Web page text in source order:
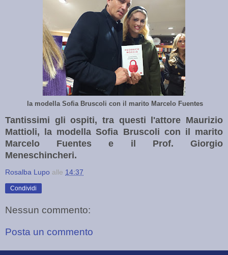
la modella Sofia Bruscoli con il marito Marcelo Fuentes
Tantissimi gli ospiti, tra questi l'attore Maurizio
Mattioli, la modella Sofia Bruscoli con il marito
Marcelo Fuentes e il Prof. Giorgio
Meneschincheri.
Rosalba Lupo alle 14:37
Condividi
Nessun commento:
Posta un commento